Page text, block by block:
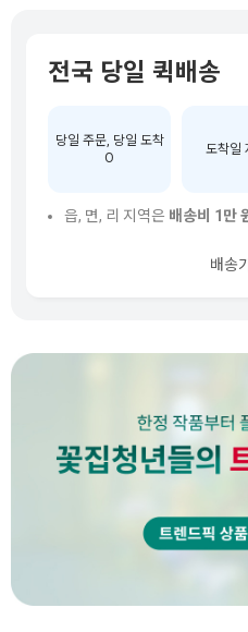
전국 당일 퀵배송
당일 주문, 당일 도착
O
도착일
읍, 면, 리 지역은 배송비 1만
배송